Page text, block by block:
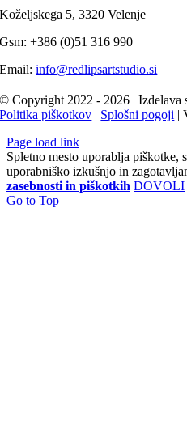
Koželjskega 5, 3320 Velenje
Gsm: +386 (0)51 316 990
Email:info@redlipsartstudio.si
© Copyright 2022 - 2026 | Izdelava
Politika piškotkov | Splošni pogoji |
Page load link
Spletno mesto uporablja piškotke,
uporabniško izkušnjo in
zasebnosti in piškotkih DOVOLI
Go to Top